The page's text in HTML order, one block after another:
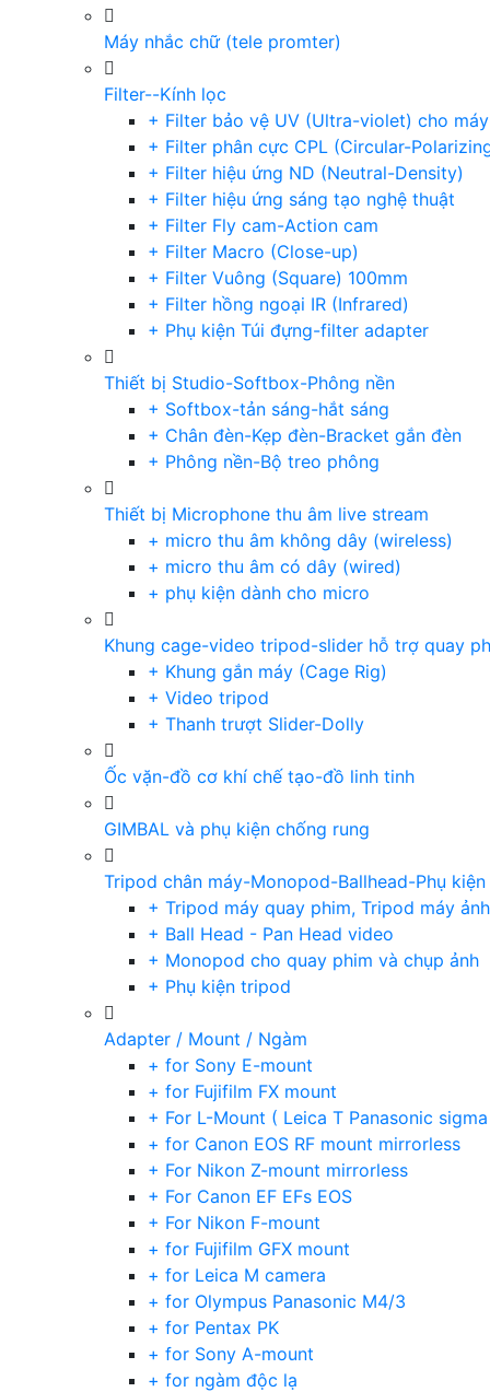
Máy nhắc chữ (tele promter)
Filter--Kính lọc
+ Filter bảo vệ UV (Ultra-violet) cho
+ Filter phân cực CPL (Circular-
+ Filter hiệu ứng ND (Neutral-Density)
+ Filter hiệu ứng sáng tạo nghệ thuật
+ Filter Fly cam-Action cam
+ Filter Macro (Close-up)
+ Filter Vuông (Square) 100mm
+ Filter hồng ngoại IR (Infrared)
+ Phụ kiện Túi đựng-filter adapter
Thiết bị Studio-Softbox-Phông nền
+ Softbox-tản sáng-hắt sáng
+ Chân đèn-Kẹp đèn-Bracket gắn đèn
+ Phông nền-Bộ treo phông
Thiết bị Microphone thu âm live stream
+ micro thu âm không dây (wireless)
+ micro thu âm có dây (wired)
+ phụ kiện dành cho micro
Khung cage-video tripod-slider hỗ trợ quay
+ Khung gắn máy (Cage Rig)
+ Video tripod
+ Thanh trượt Slider-Dolly
Ốc vặn-đồ cơ khí chế tạo-đồ linh tinh
GIMBAL và phụ kiện chống rung
Tripod chân máy-Monopod-Ballhead-Phụ kiện
+ Tripod máy quay phim, Tripod máy
+ Ball Head - Pan Head video
+ Monopod cho quay phim và chụp ảnh
+ Phụ kiện tripod
Adapter / Mount / Ngàm
+ for Sony E-mount
+ for Fujifilm FX mount
+ For L-Mount ( Leica T Panasonic
+ for Canon EOS RF mount mirrorless
+ For Nikon Z-mount mirrorless
+ For Canon EF EFs EOS
+ For Nikon F-mount
+ for Fujifilm GFX mount
+ for Leica M camera
+ for Olympus Panasonic M4/3
+ for Pentax PK
+ for Sony A-mount
+ for ngàm độc lạ